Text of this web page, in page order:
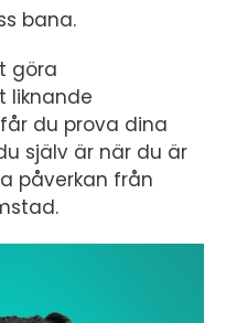
bana.
göra
liknande
du prova dina
själv är när du är
påverkan från